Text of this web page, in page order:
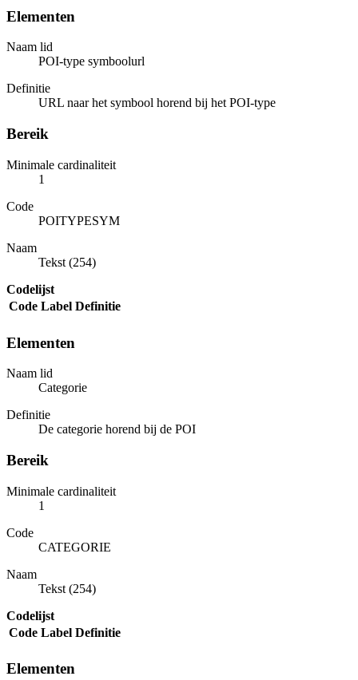
Elementen
Naam lid
POI-type symboolurl
Definitie
URL naar het symbool horend bij het POI-type
Bereik
Minimale cardinaliteit
1
Code
POITYPESYM
Naam
Tekst (254)
Codelijst
Code Label Definitie
Elementen
Naam lid
Categorie
Definitie
De categorie horend bij de POI
Bereik
Minimale cardinaliteit
1
Code
CATEGORIE
Naam
Tekst (254)
Codelijst
Code Label Definitie
Elementen